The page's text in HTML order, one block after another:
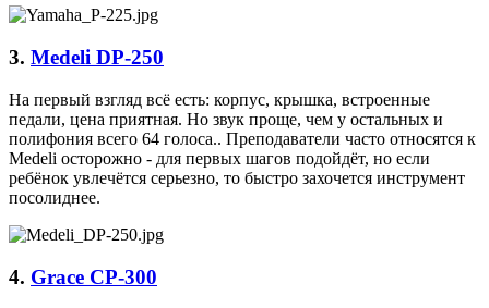
3. Medeli DP-250
На первый взгляд всё есть: корпус, крышка, встроенные
педали, цена приятная. Но звук проще, чем у остальных и
полифония всего 64 голоса.. Преподаватели часто относятся к
Medeli осторожно - для первых шагов подойдёт, но если
ребёнок увлечётся серьезно, то быстро захочется инструмент
посолиднее.
4. Grace CP-300